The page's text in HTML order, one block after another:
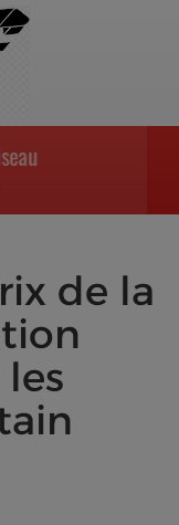
mix Morricone
de la